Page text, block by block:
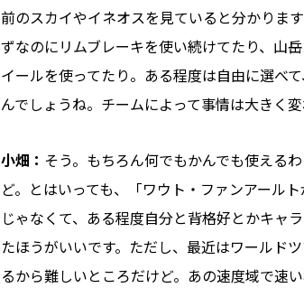
前のスカイやイネオスを見ていると分かりま
ずなのにリムブレーキを使い続けてたり、山
イールを使ってたり。ある程度は自由に選べ
んでしょうね。チームによって事情は大きく変
小畑： そう。もちろん何でもかんでも使える
ど。とはいっても、「ワウト・ファンアール
じゃなくて、ある程度自分と背格好とかキャ
たほうがいいです。ただし、最近はワールド
るから難しいところだけど。あの速度域で速